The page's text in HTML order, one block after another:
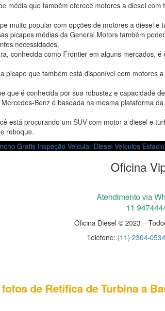
média que também oferece motores a diesel
muito popular com opções de motores a diesel
picapes médias da General Motors também
necessidades.
conhecida como Frontier em alguns mercados,
picape que também está disponível com motores
que é conhecida por sua robustez e capacidade
Benz é baseada na mesma plataforma
está procurando um SUV com motor a diesel e
reboque.
Gratis Inspeção Veicular Diesel Veículos
Oficina
Atendimento via
11
Oficina Diesel © 2023 –
Telefone: (11) 2304-0534
de Retifica de Turbina a